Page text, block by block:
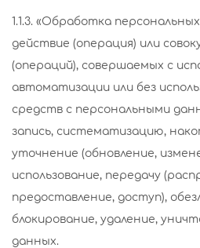
1.1.3. «Обработка
действие (операция) или
(операций), совершаемых с
автоматизации или без
средств с персональными
запись, систематизацию,
уточнение (обновление,
использование, передачу
предоставление, доступ),
блокирование, удаление,
данных.